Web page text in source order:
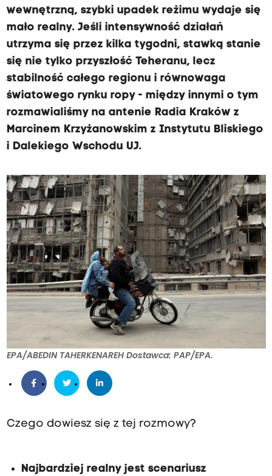
wewnętrzną, szybki upadek reżimu wydaje się
mało realny. Jeśli intensywność działań
utrzyma się przez kilka tygodni, stawką stanie
się nie tylko przyszłość Teheranu, lecz
stabilność całego regionu i równowaga
światowego rynku ropy - między innymi o tym
rozmawialiśmy na antenie Radia Kraków z
Marcinem Krzyżanowskim z Instytutu Bliskiego
i Dalekiego Wschodu UJ.
EPA/ABEDIN TAHERKENAREH Dostawca: PAP/EPA.
Czego dowiesz się z tej rozmowy?
Najbardziej realny jest scenariusz